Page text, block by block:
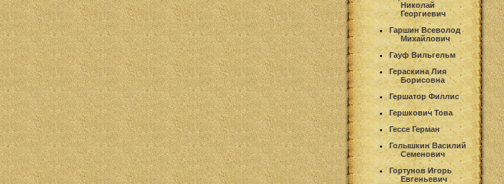
Николай
Георгиевич
Гаршин Всеволод
Михайлович
Гауф Вильгельм
Гераскина Лия
Борисовна
Гершатор Филлис
Гершкович Това
Гессе Герман
Голышкин Василий
Семенович
Гортунов Игорь
Евгеньевич